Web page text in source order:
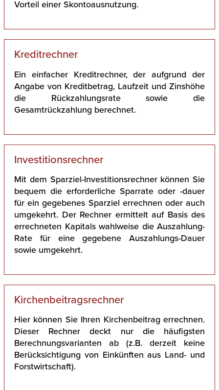
Vorteil einer Skontoausnutzung.
Kreditrechner
Ein einfacher Kreditrechner, der aufgrund der
Angabe von Kreditbetrag, Laufzeit und Zinshöhe
die Rückzahlungsrate sowie die
Gesamtrückzahlung berechnet.
Investitionsrechner
Mit dem Sparziel-Investitionsrechner können Sie
bequem die erforderliche Sparrate oder -dauer
für ein gegebenes Sparziel errechnen oder auch
umgekehrt. Der Rechner ermittelt auf Basis des
errechneten Kapitals wahlweise die Auszahlung-
Rate für eine gegebene Auszahlungs-Dauer
sowie umgekehrt.
Kirchenbeitragsrechner
Hier können Sie Ihren Kirchenbeitrag errechnen.
Dieser Rechner deckt nur die häufigsten
Berechnungsvarianten ab (z.B. derzeit keine
Berücksichtigung von Einkünften aus Land- und
Forstwirtschaft).